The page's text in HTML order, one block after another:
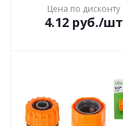
Цена по дисконту
4.12руб./шт